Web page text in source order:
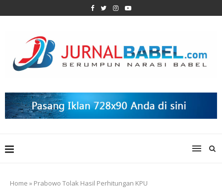
Home » Prabowo Tolak Hasil Perhitungan KPU